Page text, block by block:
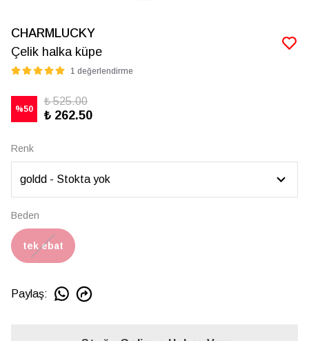
CHARMLUCKY
Çelik halka küpe
1 değerlendirme
%50
₺ 525.00
₺ 262.50
Renk
Beden
tek ebat
Paylaş: